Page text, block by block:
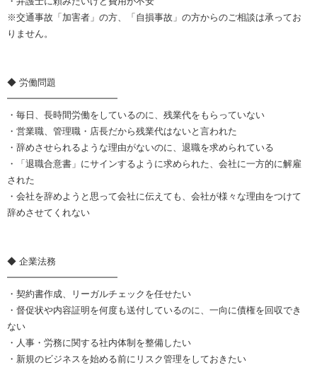
※交通事故「加害者」の方、「自損事故」の方からのご相談は承ってお
りません。
◆ 労働問題
━━━━━━━━━━━━
・毎日、長時間労働をしているのに、残業代をもらっていない
・営業職、管理職・店長だから残業代はないと言われた
・辞めさせられるような理由がないのに、退職を求められている
・「退職合意書」にサインするように求められた、会社に一方的に解雇
された
・会社を辞めようと思って会社に伝えても、会社が様々な理由をつけて
辞めさせてくれない
◆ 企業法務
━━━━━━━━━━━━
・契約書作成、リーガルチェックを任せたい
・督促状や内容証明を何度も送付しているのに、一向に債権を回収でき
ない
・人事・労務に関する社内体制を整備したい
・新規のビジネスを始める前にリスク管理をしておきたい